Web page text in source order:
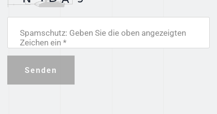
Spamschutz: Geben Sie die oben angezeigten
Zeichen ein *
Senden